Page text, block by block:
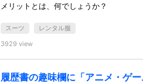
メリットとは、何でしょうか？
スーツ
レンタル服
3929 view
履歴書の趣味欄に「アニメ・ゲ